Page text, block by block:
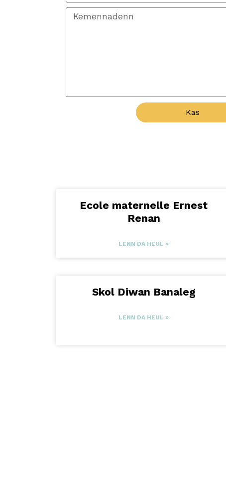
Kas
Ecole maternelle Ernest
Renan
LENN DA HEUL »
Skol Diwan Banaleg
LENN DA HEUL »